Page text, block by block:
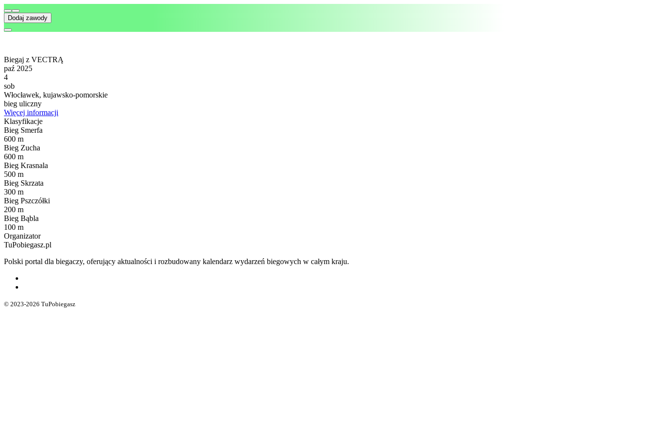
Dodaj zawody
Biegaj z VECTRĄ
paź 2025
4
sob
Włocławek, kujawsko-pomorskie
bieg uliczny
Więcej informacji
Klasyfikacje
Bieg Smerfa
600 m
Bieg Zucha
600 m
Bieg Krasnala
500 m
Bieg Skrzata
300 m
Bieg Pszczółki
200 m
Bieg Bąbla
100 m
Organizator
TuPobiegasz.pl
Polski portal dla biegaczy, oferujący aktualności i rozbudowany kalendarz wydarzeń biegowych w całym kraju.
© 2023-2026 TuPobiegasz